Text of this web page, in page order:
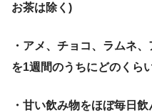
お茶は除く)
・アメ、チョコ、ラムネ
を1週間のうちにどのくら
・甘い飲み物をほぼ毎日